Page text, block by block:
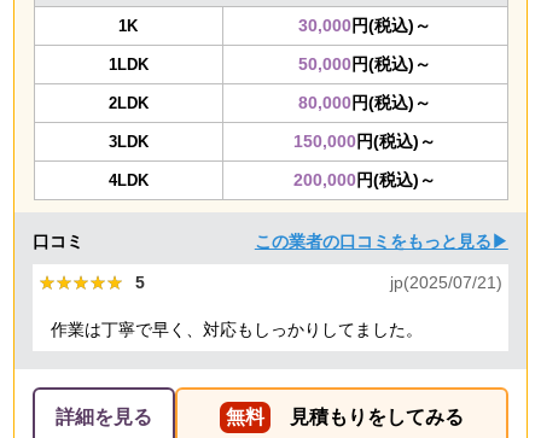
1K 30,000円(税込)～
1LDK 50,000円(税込)～
2LDK 80,000円(税込)～
3LDK 150,000円(税込)～
4LDK 200,000円(税込)～
口コミ この業者の口コミをもっと見る▶
★★★★★
★★★★★ 5 jp(2025/07/21)
作業は丁寧で早く、対応もしっかりしてました。
詳細を見る 無料 見積もりをしてみる